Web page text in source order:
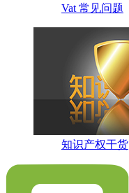
Vat 常见问题
知识产权干货